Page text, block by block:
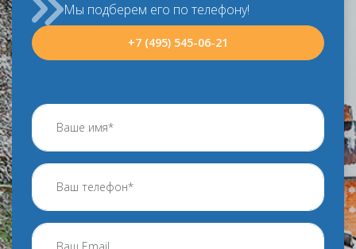
Мы подберем его по телефону!
+7 (495) 545-06-21